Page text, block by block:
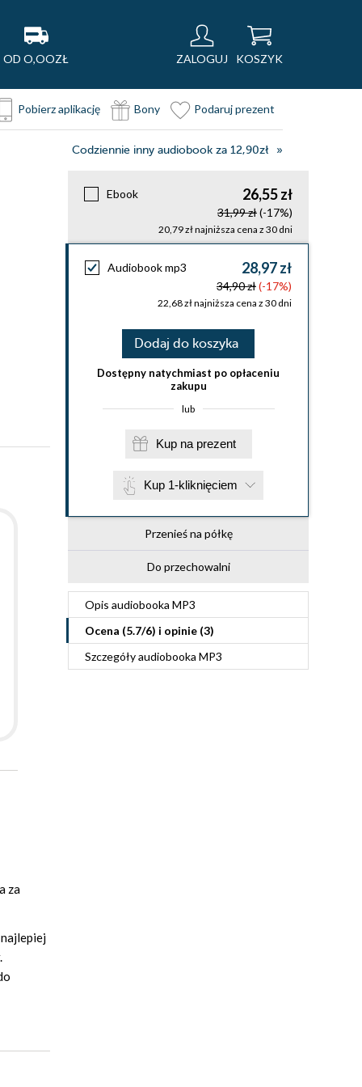
OD O,OOZŁ ZALOGUJ KOSZYK
Pobierz aplikację Bony Podaruj prezent
Codziennie inny audiobook za 12,90zł
Ebook 26,55 zł
31,99 zł(-17%)
20,79 zł najniższa cena z 30 dni
Audiobook mp3 28,97 zł
34,90 zł(-17%)
22,68 zł najniższa cena z 30 dni
Dodaj do koszyka
Dostępny natychmiast po opłaceniu
zakupu
lub
Kup na prezent
Kup 1-kliknięciem
Przenieś na półkę
Do przechowalni
Opis audiobooka MP3
Ocena (5.7/6) i opinie (3)
Szczegółyaudiobooka MP3
za